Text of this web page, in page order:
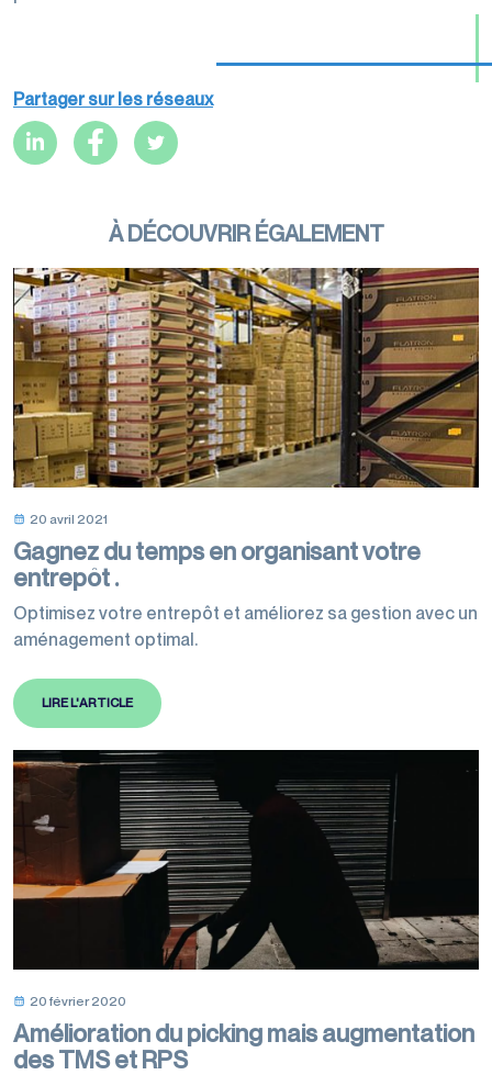
Partager sur les réseaux
À DÉCOUVRIR ÉGALEMENT
20 avril 2021
Gagnez du temps en organisant votre
entrepôt .
Optimisez votre entrepôt et améliorez sa gestion avec un
aménagement optimal.
LIRE L'ARTICLE
20 février 2020
Amélioration du picking mais augmentation
des TMS et RPS